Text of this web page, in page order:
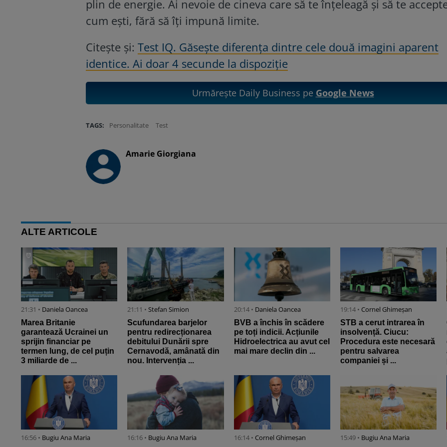
plin de energie. Ai nevoie de cineva care să te înțeleagă și să te
cum ești, fără să îți impună limite.
Citește și: Test IQ. Găsește diferența dintre cele două imagini aparent
identice. Ai doar 4 secunde la dispoziție
Urmărește Daily Business pe Google News
TAGS: Personalitate Test
Amarie Giorgiana
ALTE ARTICOLE
21:31 • Daniela Oancea
Marea Britanie
garantează Ucrainei un
sprijin financiar pe
termen lung, de cel puțin
3 miliarde de ...
21:11 •Stefan Simion
Scufundarea barjelor
pentru redirecționarea
debitului Dunării spre
Cernavodă, amânată din
nou. Intervenția ...
20:14 • Daniela Oancea
BVB a închis în scădere
pe toți indicii. Acțiunile
Hidroelectrica au avut cel
mai mare declin din ...
19:14 • Cornel Ghimeșan
STB a cerut intrarea în
insolvență. Ciucu:
Procedura este necesară
pentru salvarea
companiei și ...
16:56 • Bugiu ⁠Ana Maria 16:16 • Bugiu ⁠Ana Maria 16:14 • Cornel Ghimeșan 15:49 • Bugiu ⁠Ana Maria